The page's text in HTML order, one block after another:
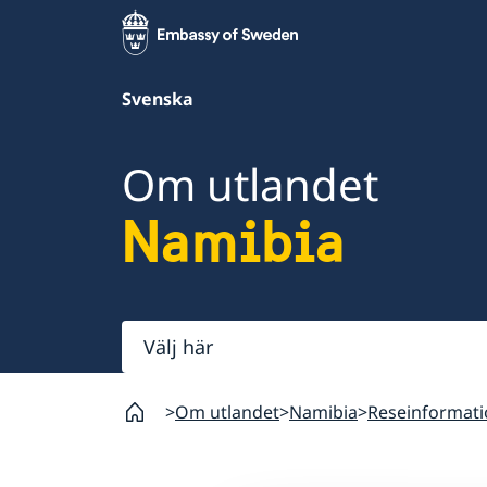
Svenska
Om utlandet
Namibia
Välj
här
Om utlandet Namibia